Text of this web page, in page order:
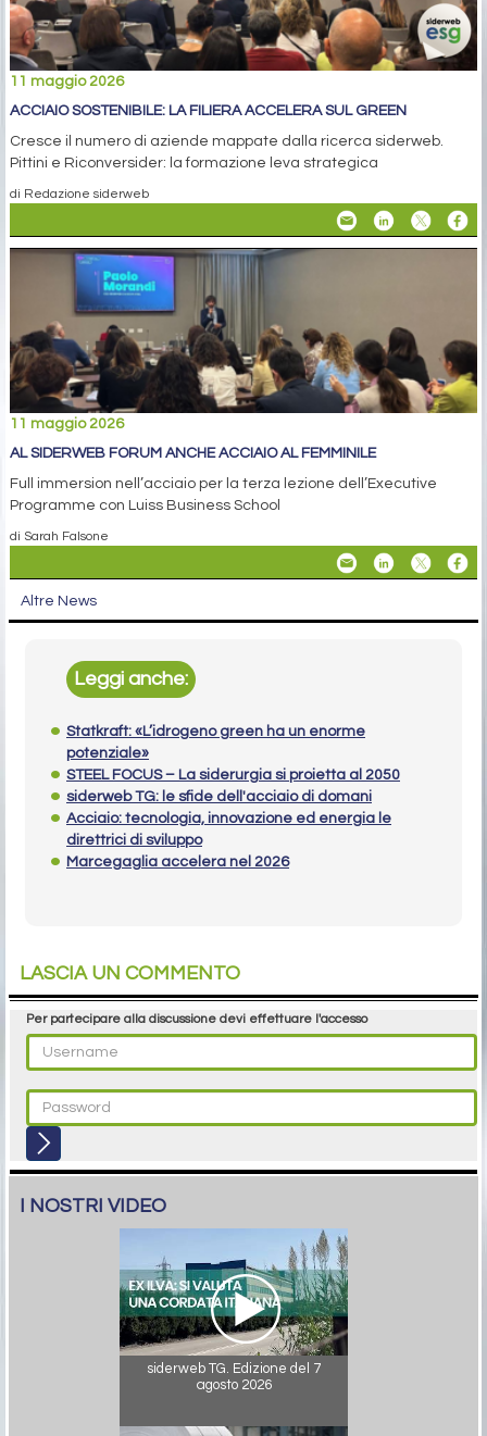
11 maggio 2026
ACCIAIO SOSTENIBILE: LA FILIERA ACCELERA SUL GREEN
Cresce il numero di aziende mappate dalla ricerca siderweb.
Pittini e Riconversider: la formazione leva strategica
di Redazione siderweb
11 maggio 2026
AL SIDERWEB FORUM ANCHE ACCIAIO AL FEMMINILE
Full immersion nell’acciaio per la terza lezione dell’Executive
Programme con Luiss Business School
di Sarah Falsone
Altre News
Leggi anche:
Statkraft: «L’idrogeno green ha un enorme
potenziale»
STEEL FOCUS – La siderurgia si proietta al 2050
siderweb TG: le sfide dell'acciaio di domani
Acciaio: tecnologia, innovazione ed energia le
direttrici di sviluppo
Marcegaglia accelera nel 2026
LASCIA UN COMMENTO
Per partecipare alla discussione devi effettuare l'accesso
I NOSTRI VIDEO
siderweb TG. Edizione del 7
agosto 2026